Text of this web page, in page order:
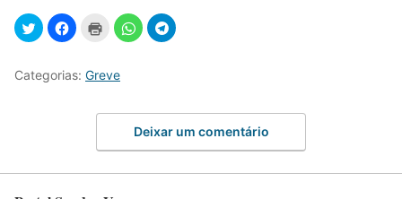
Categorias: Greve
Deixar um comentário